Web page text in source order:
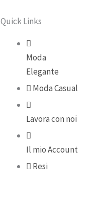
Quick Links
Moda
Elegante
Moda Casual
Lavora con noi
Il mio Account
Resi